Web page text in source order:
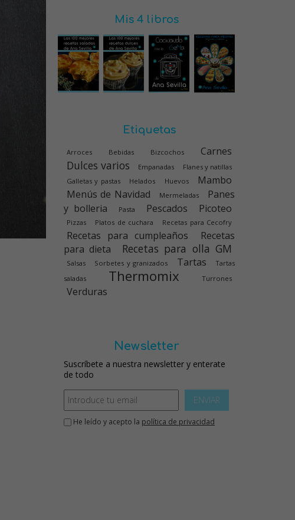
Mis 4 libros
Etiquetas
Arroces Bebidas Bizcochos Carnes
Dulces varios Empanadas
Flanes y natillas
Galletas y pastas
Helados Huevos
Mambo
Menús de Navidad
Mermeladas
Panes
y bolleria
Pasta Pescados Picoteo
Pizzas Platos de cuchara Recetas para Cecofry
Recetas para cumpleaños
Recetas
para dieta
Recetas para olla GM
Salsas Sorbetes y granizados Tartas
Tartas
saladas
Thermomix Turrones
Verduras
Newsletter
Suscríbete a nuestra newsletter y enterate
de todo
ENVIAR
He leído y acepto la política de privacidad